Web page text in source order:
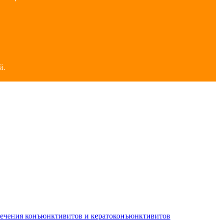
конъюнктивитов и кератоконъюнктивитов